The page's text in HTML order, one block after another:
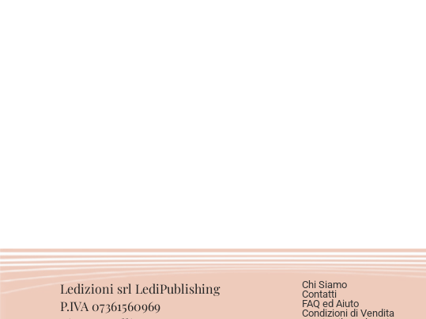
Ledizioni srl LediPublishing
P.IVA 07361560969
Chi Siamo
Contatti
FAQ ed Aiuto
Condizioni di Vendita